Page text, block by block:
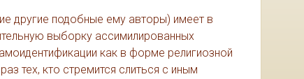
другие подобные ему авторы) имеет в
выборку ассимилированных
как в форме религиозной
тех, кто стремится слиться с иным